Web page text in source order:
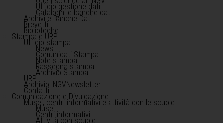
Ufficio gestione dati
Cataloghi e banche dati
Archivi e Banche Dati
Brevetti
Biblioteche
Stampa e URP
Ufficio stampa
News
Comunicati Stampa
Note stampa
Rassegna stampa
Archivio Stampa
URP
Archivio INGVNewsletter
Contatti
Comunicazione e Divulgazione
Musei, centri informativi e attività con le scuole
Musei
Centri informativi
Attività con scuole